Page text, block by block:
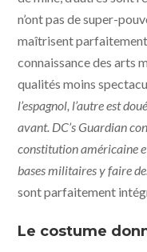
n’ont pas de super-
maîtrisent
connaissance des arts
qualités moins
l’espagnol, l’autre est
avant. DC’s Guardian
constitution américaine
bases militaires y faire
sont parfaitement
Le costume